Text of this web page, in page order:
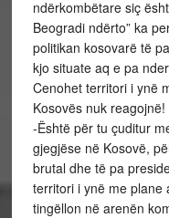
ndërkombëtare siç
Beogradi ndërto” ka
politikan kosovarë të
kjo situate aq e pa
‪Cenohet territori i ynë
Kosovës nuk reagojnë!‬
-Është për tu çuditur
gjegjëse në Kosovë,
brutal dhe të pa
territori i ynë me plane
tingëllon në arenën